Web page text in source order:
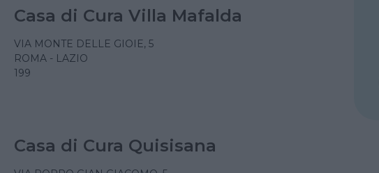
Casa di Cura Villa Mafalda
VIA MONTE DELLE GIOIE, 5
ROMA - LAZIO
199
Casa di Cura Quisisana